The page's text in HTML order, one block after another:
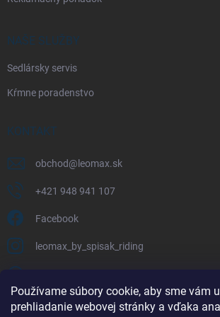
Používame súbory cookie, aby sme vám
prehliadanie webovej stránky a vďaka
NAŠE SLUŽBY
Sedlársky servis
Kŕmne poradenstvo
KONTAKT
obchod@ leomax.sk
+421 948 941 107
Facebook
leomax_by_spisak_riding
FACEBOOK